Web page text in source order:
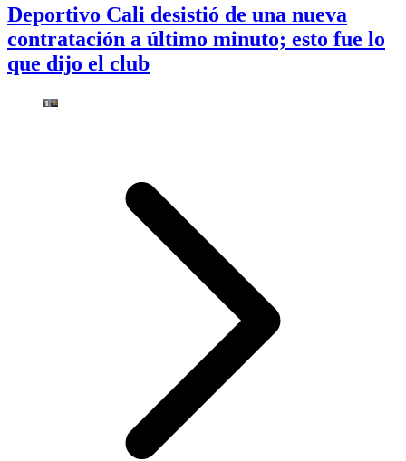
Deportivo Cali desistió de una nueva
contratación a último minuto; esto fue lo
que dijo el club